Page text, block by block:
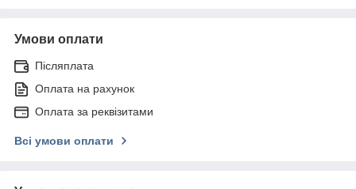
Умови оплати
Післяплата
Оплата на рахунок
Оплата за реквізитами
Всі умови оплати